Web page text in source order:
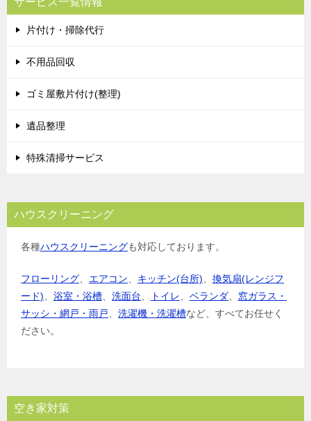
ゲ
ー
シ
片付け・掃除代行
不用品回収
ゴミ屋敷片付け(整理)
遺品整理
特殊清掃サービス
ハウスクリーニング
各種ハウスクリーニングも対応しております。
フローリング エアコン キッチン(台所)
換気扇(レンジフ
ード)
浴室・浴槽 洗面台 トイレ ベランダ
窓ガラス・
サッシ・網戸・雨戸
洗濯機・洗濯槽など、すべてお任せく
ださい。
空き家対策